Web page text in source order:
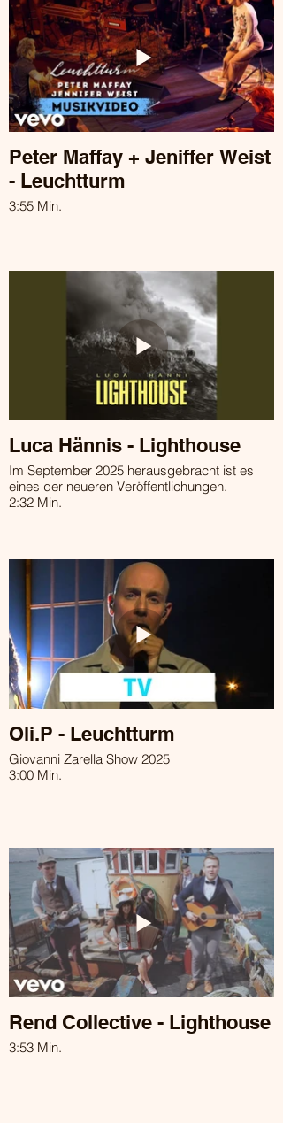
Peter Maffay + Jeniffer Weist
- Leuchtturm
3:55 Min.
Luca Hännis - Lighthouse
Im September 2025 herausgebracht ist es
eines der neueren Veröffentlichungen.
2:32 Min.
Oli.P - Leuchtturm
Giovanni Zarella Show 2025
3:00 Min.
Rend Collective - Lighthouse
3:53 Min.